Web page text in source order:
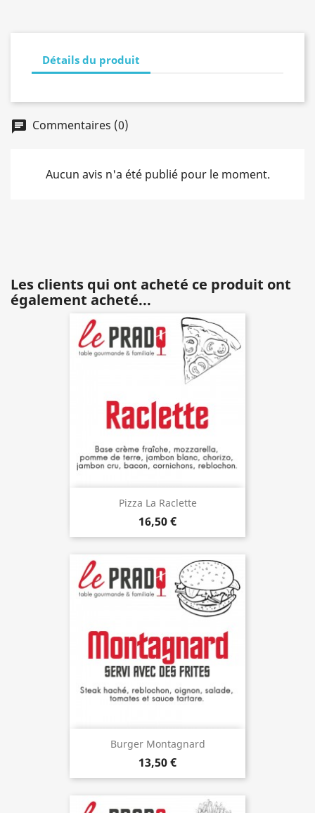
Détails du produit
chat Commentaires (0)
Aucun avis n'a été publié pour le moment.
Les clients qui ont acheté ce produit ont
également acheté...
Pizza La Raclette
16,50 €
Burger Montagnard
13,50 €